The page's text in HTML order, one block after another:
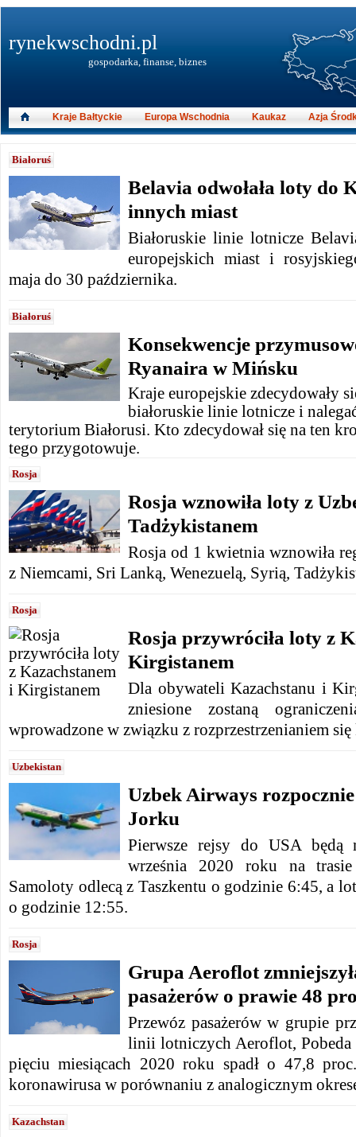
Białoruś
Belavia odwołała loty do
innych miast
Białoruskie linie lotnicze
europejskich miast i
maja do 30 października.
Białoruś
Konsekwencje
Ryanaira w Mińsku
Kraje europejskie zdecydowały
białoruskie linie lotnicze i
terytorium Białorusi. Kto zdecydował się na ten
tego przygotowuje.
Rosja
Rosja wznowiła loty z
Tadżykistanem
Rosja od 1 kwietnia wznowiła
z Niemcami, Sri Lanką, Wenezuelą, Syrią,
Rosja
Rosja przywróciła loty z
Kirgistanem
Dla obywateli Kazachstanu i
zniesione zostaną
wprowadzone w związku z rozprzestrzenianiem
Uzbekistan
Uzbek Airways
Jorku
Pierwsze rejsy do USA
września 2020 roku na
Samoloty odlecą z Taszkentu o godzinie 6:45, a
o godzinie 12:55.
Rosja
Grupa Aeroflot
pasażerów o prawie 48
Przewóz pasażerów w grupie
linii lotniczych Aeroflot,
pięciu miesiącach 2020 roku spadł o 47,8
koronawirusa w porównaniu z analogicznym
Kazachstan
rynekwschodni.pl
gospodarka, finanse, biznes
Kraje Bałtyckie Europa Wschodnia Kaukaz Azja